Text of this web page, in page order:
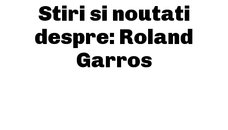
Stiri si noutati
despre: Roland
Garros